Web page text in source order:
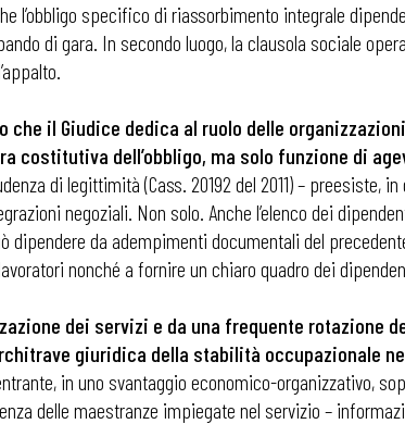
l’obbligo specifico di riassorbimento integrale
di gara. In secondo luogo, la clausola sociale
il Giudice dedica al ruolo delle
costitutiva dell’obbligo, ma solo funzione di
di legittimità (Cass. 20192 del 2011) – preesiste,
negoziali. Non solo. Anche l’elenco dei
da adempimenti documentali del
nonché a fornire un chiaro quadro dei
dei servizi e da una frequente rotazione
giuridica della stabilità occupazionale
in uno svantaggio economico-organizzativo,
delle maestranze impiegate nel servizio –